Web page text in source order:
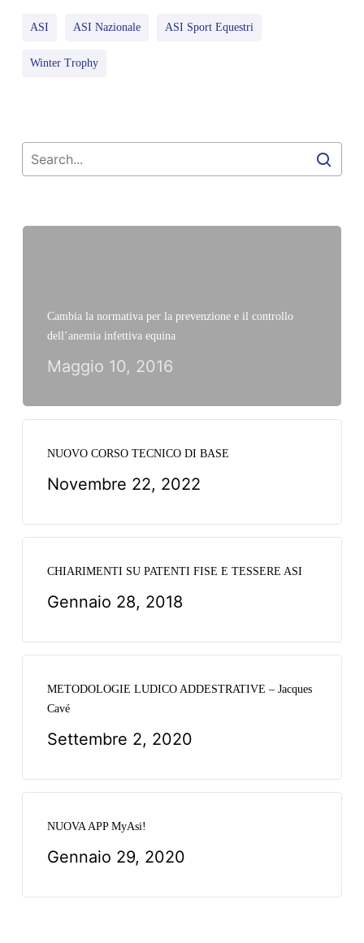
ASI ASI Nazionale ASI Sport Equestri
Winter Trophy
Cambia la normativa per la prevenzione e il controllo
dell’anemia infettiva equina
Maggio 10, 2016
NUOVO CORSO TECNICO DI BASE
Novembre 22, 2022
CHIARIMENTI SU PATENTI FISE E TESSERE ASI
Gennaio 28, 2018
METODOLOGIE LUDICO ADDESTRATIVE – Jacques
Cavé
Settembre 2, 2020
NUOVA APP MyAsi!
Gennaio 29, 2020